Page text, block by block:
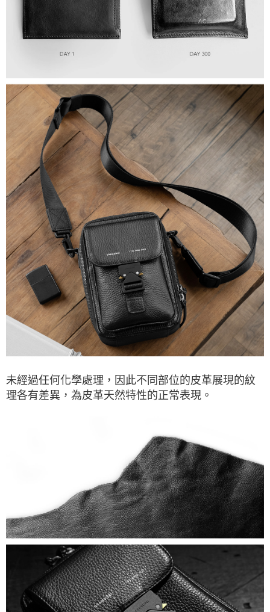
未經過任何化學處理，因此不同部位的皮革展現的紋
理各有差異，為皮革天然特性的正常表現。